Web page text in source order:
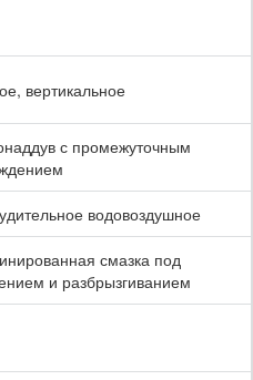
вертикальное
с промежуточным
водовоздушное
смазка под
и разбрызгиванием